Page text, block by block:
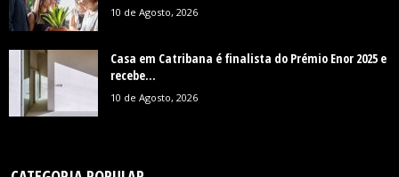
10 de Agosto, 2026
Casa em Catribana é finalista do Prémio Enor 2025 e
recebe...
10 de Agosto, 2026